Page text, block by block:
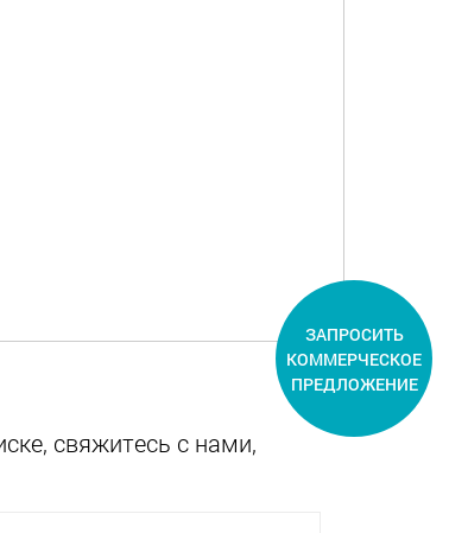
свяжитесь с нами,
ЗАПРОСИТЬ
КОММЕРЧЕСКОЕ
ПРЕДЛОЖЕНИЕ